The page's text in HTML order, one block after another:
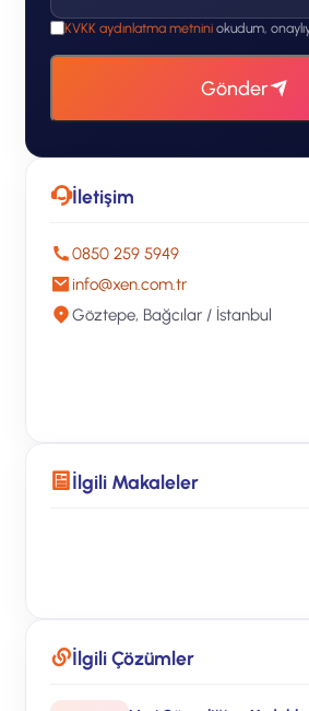
KVKK aydınlatma metnini okudum,
Gönder
İletişim
0850 259 5949
info@xen.com.tr
Göztepe, Bağcılar / İstanbul
İlgili Makaleler
İlgili Çözümler